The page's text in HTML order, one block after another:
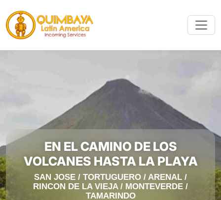
EN EL CAMINO DE LOS
VOLCANES HASTA LA PLAYA
SAN JOSE / TORTUGUERO / ARENAL /
RINCON DE LA VIEJA / MONTEVERDE /
TAMARINDO